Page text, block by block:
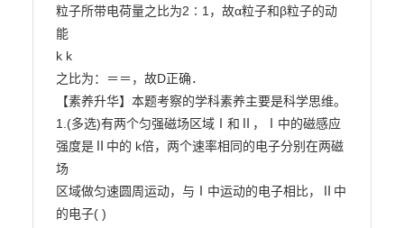
粒子所带电荷量之比为2∶1，故α粒子和β粒子的动
能
k k
之比为：＝＝，故D正确．
【素养升华】本题考察的学科素养主要是科学思维。
1.(多选)有两个匀强磁场区域Ⅰ和Ⅱ，Ⅰ中的磁感应
强度是Ⅱ中的 k倍，两个速率相同的电子分别在两磁
场
区域做匀速圆周运动，与Ⅰ中运动的电子相比，Ⅱ中
的电子( )